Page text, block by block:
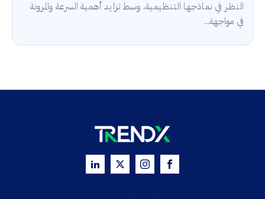
النظر في نماذجها التنظيمية، وسط تزايد أهمية السرعة والمرونة
في مواجهة...